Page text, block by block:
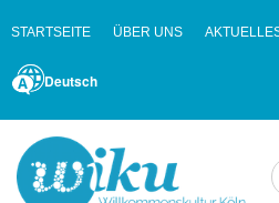
STARTSEITE ÜBER UNS
Deutsch